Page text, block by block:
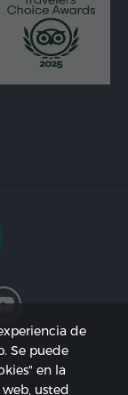
de
Se puede
en la
usted